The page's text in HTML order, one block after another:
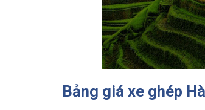
Bảng giá xe ghép